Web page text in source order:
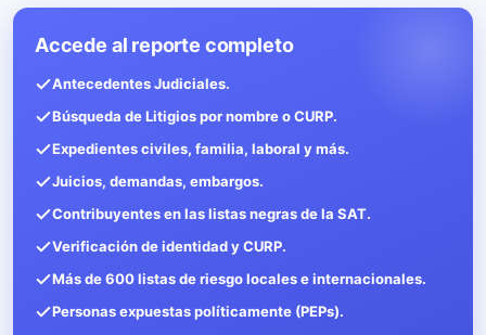
Accede al reporte completo
Antecedentes Judiciales.
Búsqueda de Litigios por nombre o CURP.
Expedientes civiles, familia, laboral y más.
Juicios, demandas, embargos.
Contribuyentes en las listas negras de la SAT.
Verificación de identidad y CURP.
Más de 600 listas de riesgo locales e internacionales.
Personas expuestas políticamente (PEPs).